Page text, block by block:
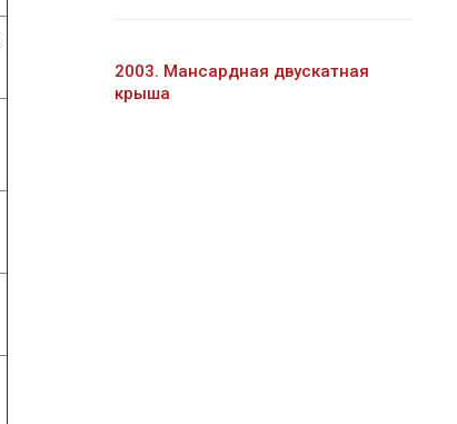
2003. Мансардная двускатная
крыша